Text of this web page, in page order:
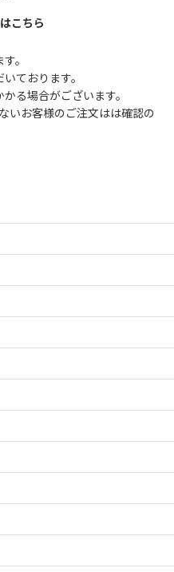
こちら
。
ております。
る場合がございます。
いお客様のご注文はは確認の